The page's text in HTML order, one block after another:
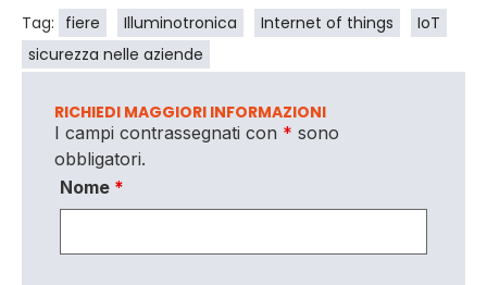
Tag: fiere Illuminotronica Internet of things
IoT
sicurezza nelle aziende
RICHIEDI MAGGIORI INFORMAZIONI
I campi contrassegnati con * sono
obbligatori.
Nome *